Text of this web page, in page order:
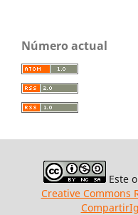
Número actual
Este
Creative Commons